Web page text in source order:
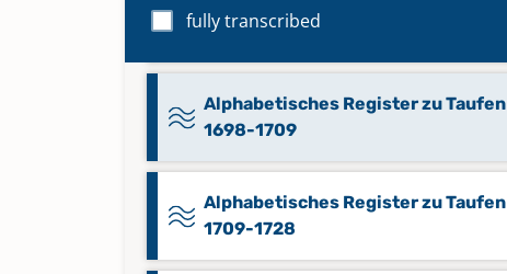
fully transcribed
1658-1705
Alphabetisches Register zu Taufen
1698-1709
Alphabetisches Register zu Taufen
1709-1728